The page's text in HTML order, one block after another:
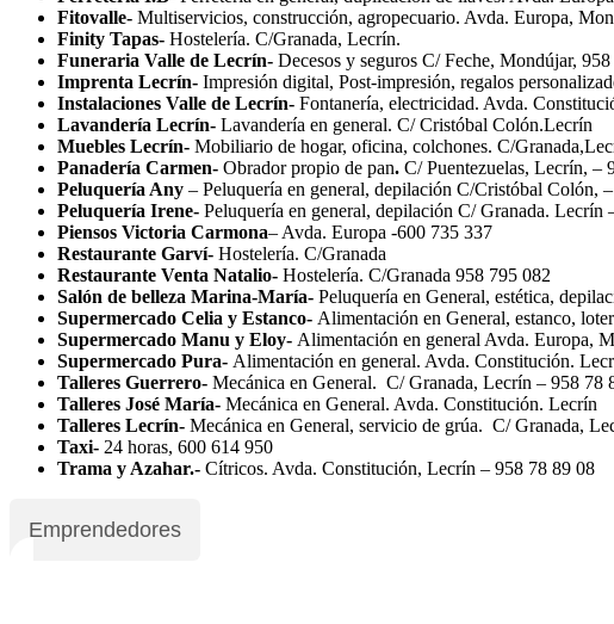
Fitovalle- Multiservicios, construcción, agropecuario. Avda. Europa,
Finity Tapas- Hostelería. C/Granada, Lecrín.
Funeraria Valle de Lecrín- Decesos y seguros C/ Feche, Mondújar, 958
Imprenta Lecrín- Impresión digital, Post-impresión, regalos
Instalaciones Valle de Lecrín- Fontanería, electricidad. Avda.
Lavandería Lecrín- Lavandería en general. C/ Cristóbal Colón.Lecrín
Muebles Lecrín- Mobiliario de hogar, oficina, colchones. C/
Panadería Carmen- Obrador propio de pan. C/ Puentezuelas, Lecrín, –
Peluquería Any – Peluquería en general, depilación C/Cristóbal Colón,
Peluquería Irene- Peluquería en general, depilación C/ Granada. Lecrín
Piensos Victoria Carmona– Avda. Europa -600 735 337
Restaurante Garví- Hostelería. C/Granada
Restaurante Venta Natalio- Hostelería. C/Granada 958 795 082
Salón de belleza Marina-María- Peluquería en General, estética,
Supermercado Celia y Estanco- Alimentación en General, estanco,
Supermercado Manu y Eloy- Alimentación en general Avda. Europa,
Supermercado Pura- Alimentación en general. Avda. Constitución.
Talleres Guerrero- Mecánica en General. C/ Granada, Lecrín – 958 78
Talleres José María- Mecánica en General. Avda. Constitución. Lecrín
Talleres Lecrín- Mecánica en General, servicio de grúa. C/ Granada,
Taxi- 24 horas, 600 614 950
Trama y Azahar.- Cítricos. Avda. Constitución, Lecrín – 958 78 89 08
Emprendedores